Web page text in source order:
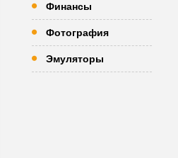
Финансы
Фотография
Эмуляторы